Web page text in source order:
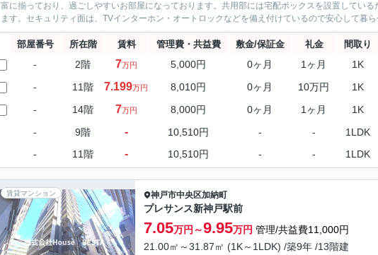
富に揃っており、過ごしやすいお部屋になっております。共用部には宅配ボックスを設置してい
ます。セキュリティ面は、TVインターホン・オートロックなどを備え付けているので安心して暮
部屋番号 所在階 賃料 管理費・共益費 敷金/保証金 礼金 間取り
- 2階 7万円 5,000円 0ヶ月 1ヶ月 1K
- 11階 7.199万円 8,010円 0ヶ月 10万円 1K
- 14階 7万円 8,000円 0ヶ月 1ヶ月 1K
- 9階 - 10,510円 - - 1LDK
- 11階 - 10,510円 - - 1LDK
賃貸マンション 神戸市中央区加納町
プレサンス新神戸駅前
7.05万円～9.95万円 管理/共益費11,000円
21.00㎡～31.87㎡ (1K～1LDK) /築9年 /13階建